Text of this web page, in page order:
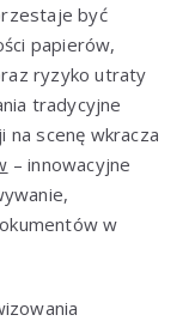
być
papierów,
ryzyko utraty
tradycyjne
na scenę wkracza
– innowacyjne
w